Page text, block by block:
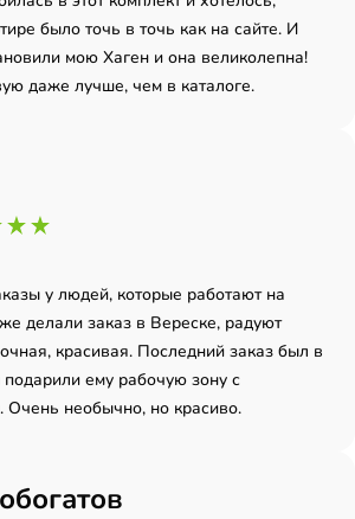
было точь в точь как на сайте. И
мою Хаген и она великолепна!
даже лучше, чем в каталоге.
у людей, которые работают на
делали заказ в Вереске, радуют
красивая. Последний заказ был в
ему рабочую зону с
Очень необычно, но красиво.